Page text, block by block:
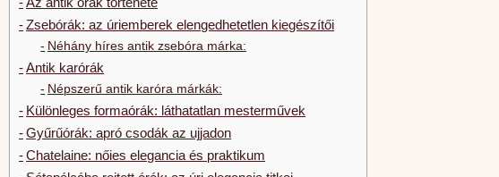
Zsebórák: az úriemberek elengedhetetlen kiegészítői
Néhány híres antik zsebóra márka:
Antik karórák
Népszerű antik karóra márkák:
Különleges formaórák: láthatatlan mesterművek
Gyűrűórák: apró csodák az ujjadon
Chatelaine: nőies elegancia és praktikum